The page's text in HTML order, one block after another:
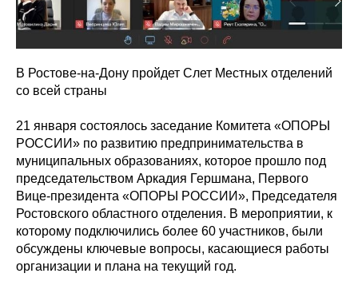
В Ростове-на-Дону пройдет Слет Местных отделений
со всей страны
21 января состоялось заседание Комитета «ОПОРЫ
РОССИИ» по развитию предпринимательства в
муниципальных образованиях, которое прошло под
председательством Аркадия Гершмана, Первого
Вице-президента «ОПОРЫ РОССИИ», Председателя
Ростовского областного отделения. В мероприятии, к
которому подключились более 60 участников, были
обсуждены ключевые вопросы, касающиеся работы
организации и плана на текущий год.